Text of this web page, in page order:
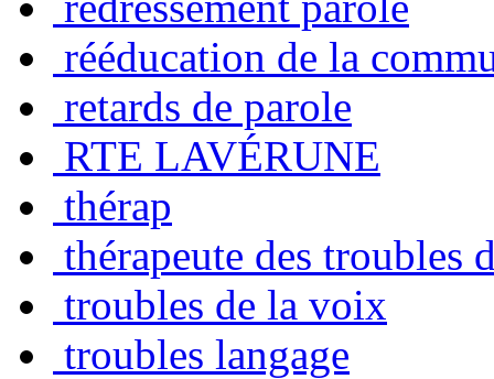
rééducation de la
retards de parole
RTE LAVÉRUNE
thérap
thérapeute des troubles
troubles de la voix
troubles langage